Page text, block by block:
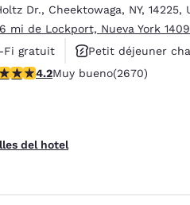
Dr., Cheektowaga, NY, 14225,
mi de Lockport, Nueva York
Fi gratuit
Petit déjeuner
de 4.19 estrellas. Muy
4.2Muy bueno(2670)
del hotel